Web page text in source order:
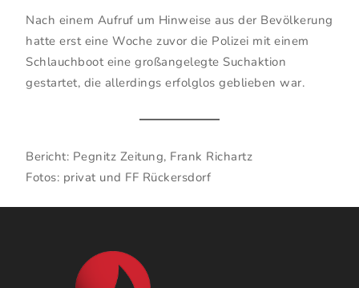
Nach einem Aufruf um Hinweise aus der Bevölkerung
hatte erst eine Woche zuvor die Polizei mit einem
Schlauchboot eine großangelegte Suchaktion
gestartet, die allerdings erfolglos geblieben war.
Bericht: Pegnitz Zeitung, Frank Richartz
Fotos: privat und FF Rückersdorf